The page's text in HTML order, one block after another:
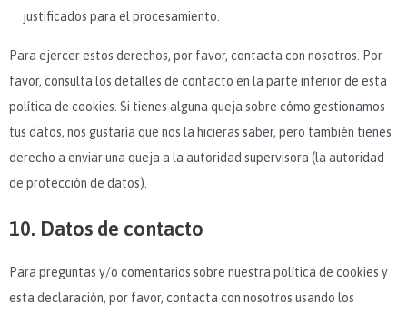
justificados para el procesamiento.
Para ejercer estos derechos, por favor, contacta con nosotros. Por
favor, consulta los detalles de contacto en la parte inferior de esta
política de cookies. Si tienes alguna queja sobre cómo gestionamos
tus datos, nos gustaría que nos la hicieras saber, pero también tienes
derecho a enviar una queja a la autoridad supervisora (la autoridad
de protección de datos).
10. Datos de contacto
Para preguntas y/o comentarios sobre nuestra política de cookies y
esta declaración, por favor, contacta con nosotros usando los